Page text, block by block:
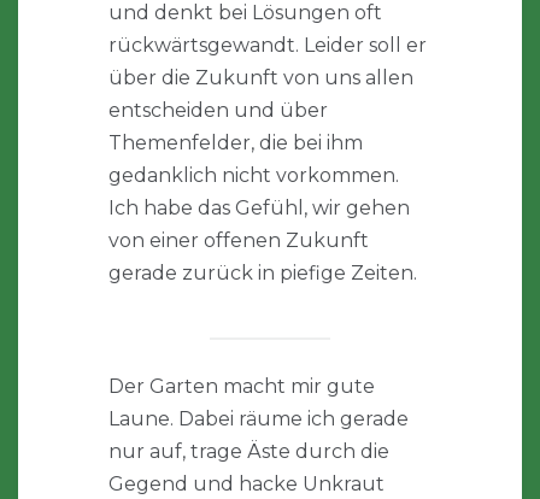
und denkt bei Lösungen oft
rückwärtsgewandt. Leider soll er
über die Zukunft von uns allen
entscheiden und über
Themenfelder, die bei ihm
gedanklich nicht vorkommen.
Ich habe das Gefühl, wir gehen
von einer offenen Zukunft
gerade zurück in piefige Zeiten.
Der Garten macht mir gute
Laune. Dabei räume ich gerade
nur auf, trage Äste durch die
Gegend und hacke Unkraut